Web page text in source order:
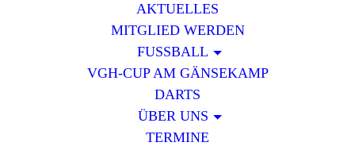
AKTUELLES
MITGLIED WERDEN
FUSSBALL
VGH-CUP AM GÄNSEKAMP
DARTS
ÜBER UNS
TERMINE